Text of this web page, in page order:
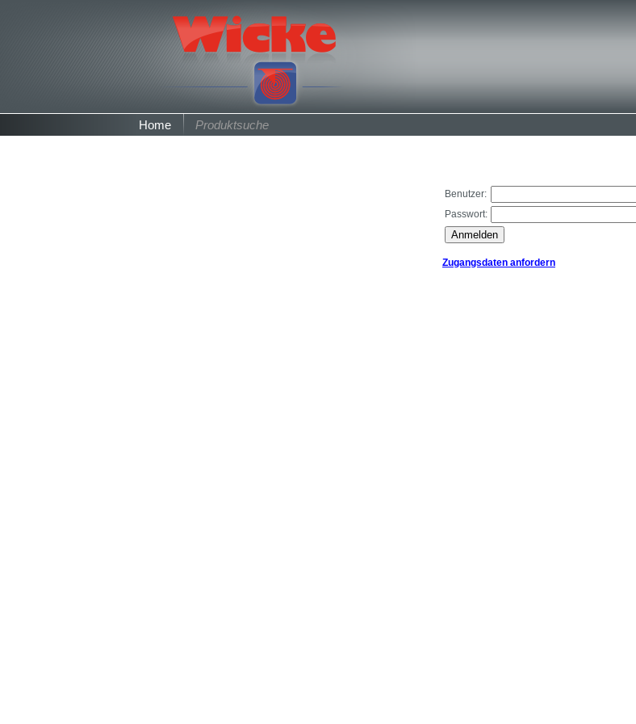
Home Produktsuche
Benutzer:
Passwort:
Zugangsdaten anfordern